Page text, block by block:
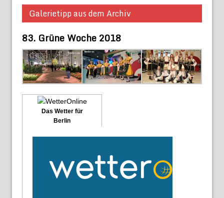
Galerietipp aus dem Archiv
83. Grüne Woche 2018
Das Wetter für
Berlin